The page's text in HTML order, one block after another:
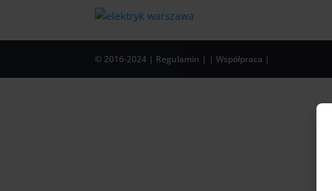
© 2016-2024 | Regulamin | | Współpraca |